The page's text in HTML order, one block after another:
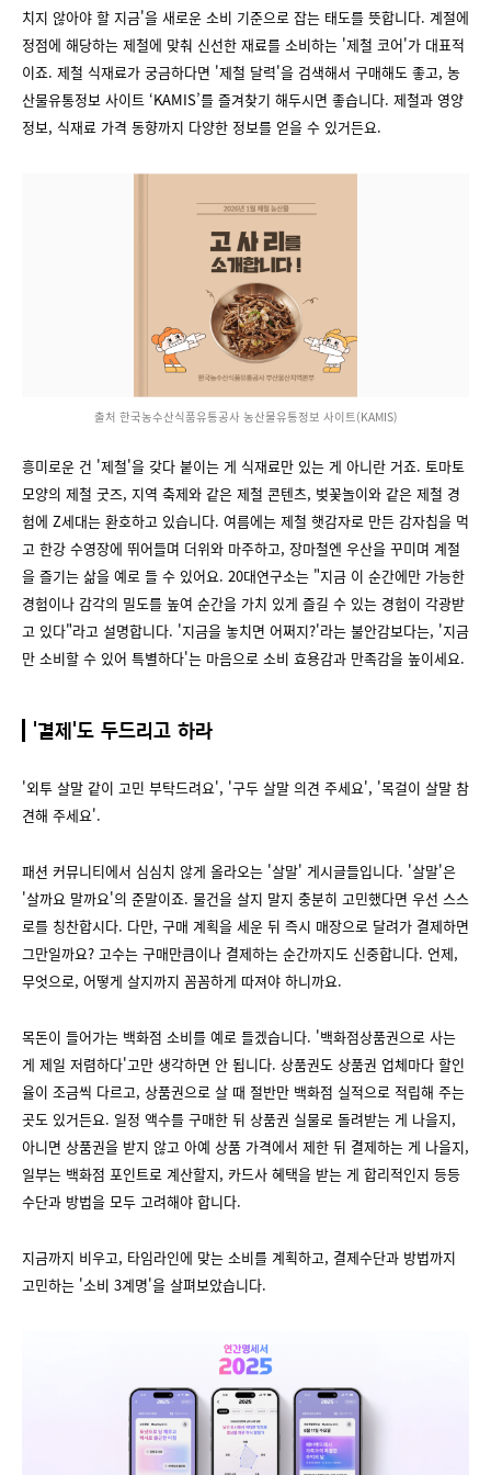
치지 않아야 할 지금'을 새로운 소비 기준으로 잡는 태도를 뜻합니다. 계절에
정점에 해당하는 제철에 맞춰 신선한 재료를 소비하는 '제철 코어'가 대표적
이죠. 제철 식재료가 궁금하다면 '제철 달력'을 검색해서 구매해도 좋고, 농
산물유통정보 사이트 ‘KAMIS’를 즐겨찾기 해두시면 좋습니다. 제철과 영양
정보, 식재료 가격 동향까지 다양한 정보를 얻을 수 있거든요.
출처 한국농수산식품유통공사 농산물유통정보 사이트(KAMIS)
흥미로운 건 '제철'을 갖다 붙이는 게 식재료만 있는 게 아니란 거죠. 토마토
모양의 제철 굿즈, 지역 축제와 같은 제철 콘텐츠, 벚꽃놀이와 같은 제철 경
험에 Z세대는 환호하고 있습니다. 여름에는 제철 햇감자로 만든 감자칩을 먹
고 한강 수영장에 뛰어들며 더위와 마주하고, 장마철엔 우산을 꾸미며 계절
을 즐기는 삶을 예로 들 수 있어요. 20대연구소는 "지금 이 순간에만 가능한
경험이나 감각의 밀도를 높여 순간을 가치 있게 즐길 수 있는 경험이 각광받
고 있다"라고 설명합니다. '지금을 놓치면 어쩌지?'라는 불안감보다는, '지금
만 소비할 수 있어 특별하다'는 마음으로 소비 효용감과 만족감을 높이세요.
'결제'도 두드리고 하라
'외투 살말 같이 고민 부탁드려요', '구두 살말 의견 주세요', '목걸이 살말 참
견해 주세요'.
패션 커뮤니티에서 심심치 않게 올라오는 '살말' 게시글들입니다. '살말'은
'살까요 말까요'의 준말이죠. 물건을 살지 말지 충분히 고민했다면 우선 스스
로를 칭찬합시다. 다만, 구매 계획을 세운 뒤 즉시 매장으로 달려가 결제하면
그만일까요? 고수는 구매만큼이나 결제하는 순간까지도 신중합니다. 언제,
무엇으로, 어떻게 살지까지 꼼꼼하게 따져야 하니까요.
목돈이 들어가는 백화점 소비를 예로 들겠습니다. '백화점상품권으로 사는
게 제일 저렴하다'고만 생각하면 안 됩니다. 상품권도 상품권 업체마다 할인
율이 조금씩 다르고, 상품권으로 살 때 절반만 백화점 실적으로 적립해 주는
곳도 있거든요. 일정 액수를 구매한 뒤 상품권 실물로 돌려받는 게 나을지,
아니면 상품권을 받지 않고 아예 상품 가격에서 제한 뒤 결제하는 게 나을지,
일부는 백화점 포인트로 계산할지, 카드사 혜택을 받는 게 합리적인지 등등
수단과 방법을 모두 고려해야 합니다.
지금까지 비우고, 타임라인에 맞는 소비를 계획하고, 결제수단과 방법까지
고민하는 '소비 3계명'을 살펴보았습니다.